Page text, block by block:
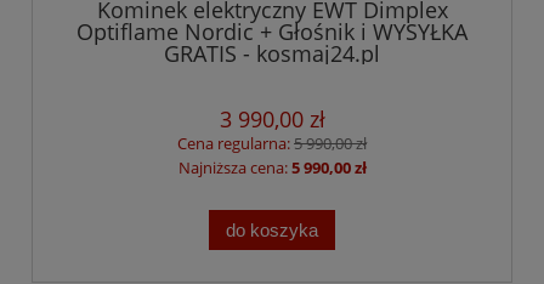
Kominek elektryczny EWT Dimplex
Optiflame Nordic + Głośnik i WYSYŁKA
GRATIS - kosmaj24.pl
3 990,00 zł
Cena regularna:5 990,00 zł
Najniższa cena:5 990,00 zł
do koszyka